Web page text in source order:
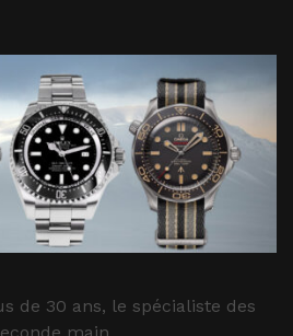
de 30 ans, le spécialiste des